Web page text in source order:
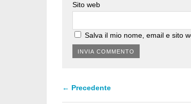
Sito web
Salva il mio nome, email e sito
← Precedente